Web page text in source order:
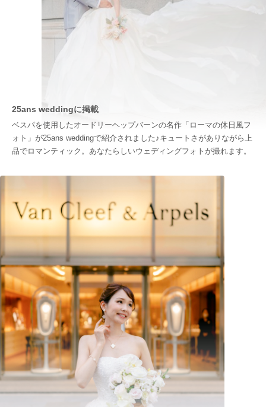
25ans weddingに掲載
ベスパを使用したオードリーヘップバーンの名作「ローマの休日風フ
ォト」が25ans weddingで紹介されました♪キュートさがありながら上
品でロマンティック。あなたらしいウェディングフォトが撮れます。